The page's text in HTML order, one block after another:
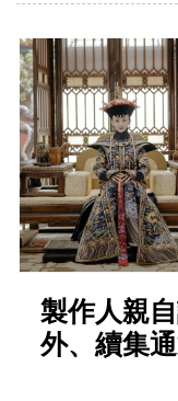
製作人親
外、續集